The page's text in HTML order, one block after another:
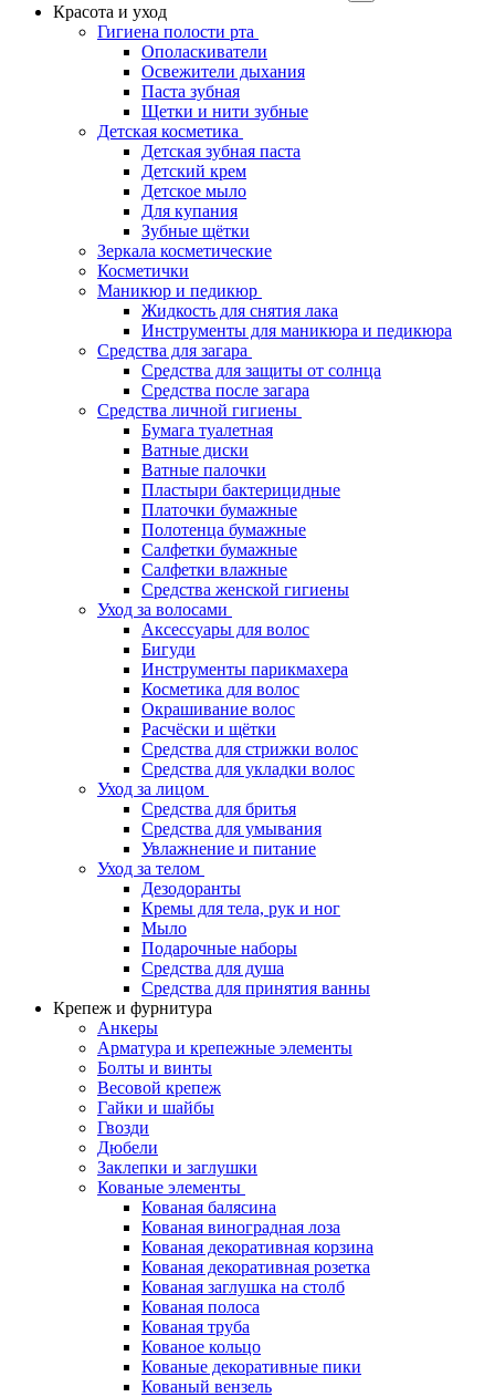
Красота и уход
Гигиена полости рта
Ополаскиватели
Освежители дыхания
Паста зубная
Щетки и нити зубные
Детская косметика
Детская зубная паста
Детский крем
Детское мыло
Для купания
Зубные щётки
Зеркала косметические
Косметички
Маникюр и педикюр
Жидкость для снятия лака
Инструменты для маникюра и педикюра
Средства для загара
Средства для защиты от солнца
Средства после загара
Средства личной гигиены
Бумага туалетная
Ватные диски
Ватные палочки
Пластыри бактерицидные
Платочки бумажные
Полотенца бумажные
Салфетки бумажные
Салфетки влажные
Средства женской гигиены
Уход за волосами
Аксессуары для волос
Бигуди
Инструменты парикмахера
Косметика для волос
Окрашивание волос
Расчёски и щётки
Средства для стрижки волос
Средства для укладки волос
Уход за лицом
Средства для бритья
Средства для умывания
Увлажнение и питание
Уход за телом
Дезодоранты
Кремы для тела, рук и ног
Мыло
Подарочные наборы
Средства для душа
Средства для принятия ванны
Крепеж и фурнитура
Анкеры
Арматура и крепежные элементы
Болты и винты
Весовой крепеж
Гайки и шайбы
Гвозди
Дюбели
Заклепки и заглушки
Кованые элементы
Кованая балясина
Кованая виноградная лоза
Кованая декоративная корзина
Кованая декоративная розетка
Кованая заглушка на столб
Кованая полоса
Кованая труба
Кованое кольцо
Кованые декоративные пики
Кованый вензель